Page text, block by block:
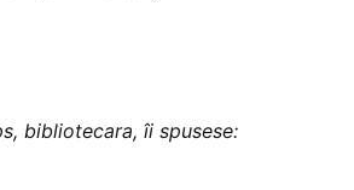
bibliotecara, îi spusese: